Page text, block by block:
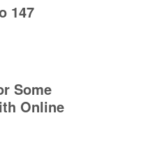
147
Some
Online